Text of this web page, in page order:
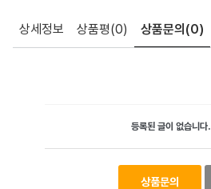
상세정보 상품평(0) 상품문의 (0)
등록된 글이 없습니다.
상품문의